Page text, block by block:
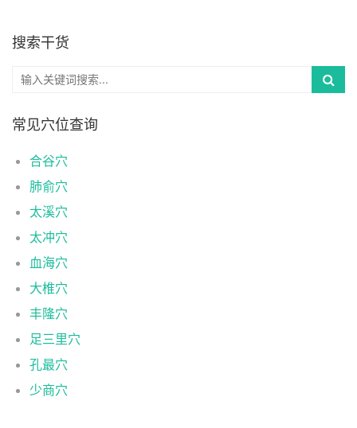
搜索干货
常见穴位查询
合谷穴
肺俞穴
太溪穴
太冲穴
血海穴
大椎穴
丰隆穴
足三里穴
孔最穴
少商穴